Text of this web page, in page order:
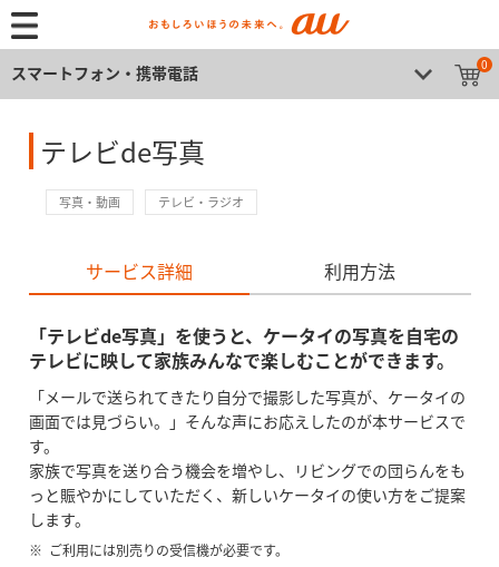
スマートフォン・携帯電話 0
テレビde写真
写真・動画 テレビ・ラジオ
サービス詳細 利用方法
「テレビde写真」を使うと、ケータイの写真を自宅の
テレビに映して家族みんなで楽しむことができます。
「メールで送られてきたり自分で撮影した写真が、ケータイの
画面では見づらい。」そんな声にお応えしたのが本サービスで
す。
家族で写真を送り合う機会を増やし、リビングでの団らんをも
っと賑やかにしていただく、新しいケータイの使い方をご提案
します。
ご利用には別売りの受信機が必要です。